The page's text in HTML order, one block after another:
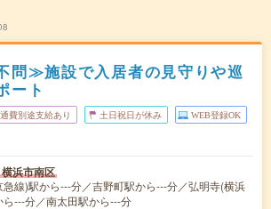
問≫施設で入居者の見守りや巡
ート
費別途支給あり 土日祝日が休み WEB登録OK
横浜市南区
急線)駅から---分／吉野町駅から---分／弘明寺(横浜
ら---分／南太田駅から---分